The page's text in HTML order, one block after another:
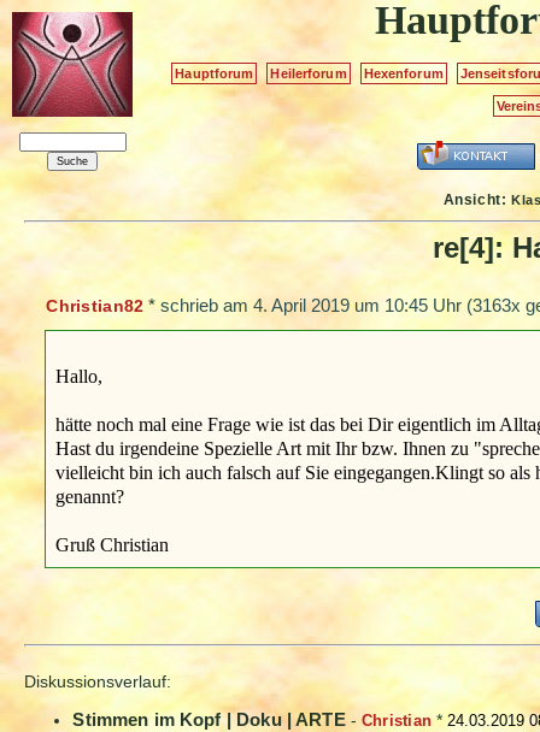
Hauptforum Heilerforum Hexenforum
Ansicht:
re[4]:
Christian82 *schrieb am4. April 2019 um 10:45 Uhr (3163x
Hallo,
hätte noch mal eine Frage wie ist das bei Dir eigentlich im
Hast du irgendeine Spezielle Art mit Ihr bzw. Ihnen zu
vielleicht bin ich auch falsch auf Sie eingegangen.Klingt so
genannt?
Gruß Christian
Diskussionsverlauf:
Stimmen im Kopf | Doku | ARTE- Christian *24.03.2019